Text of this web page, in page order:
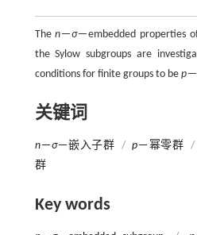
Then－σ－embedded properties
the Sylow subgroups are
conditions for finite groups to be p
关键词
n－σ－嵌入子群 / p－幂零群 /
群
Key words